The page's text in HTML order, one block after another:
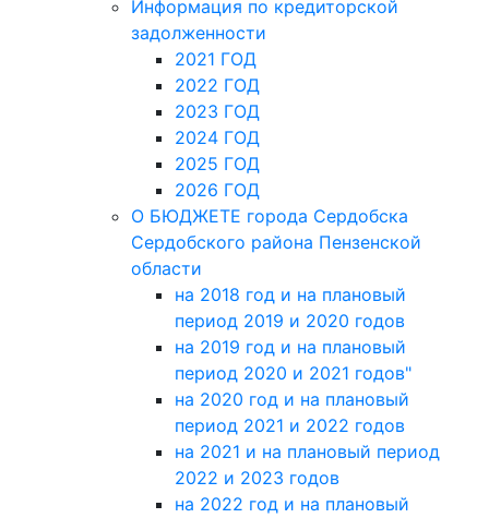
Информация по кредиторской
задолженности
2021 ГОД
2022 ГОД
2023 ГОД
2024 ГОД
2025 ГОД
2026 ГОД
О БЮДЖЕТЕ города Сердобска
Сердобского района Пензенской
области
на 2018 год и на плановый
период 2019 и 2020 годов
на 2019 год и на плановый
период 2020 и 2021 годов"
на 2020 год и на плановый
период 2021 и 2022 годов
на 2021 и на плановый период
2022 и 2023 годов
на 2022 год и на плановый